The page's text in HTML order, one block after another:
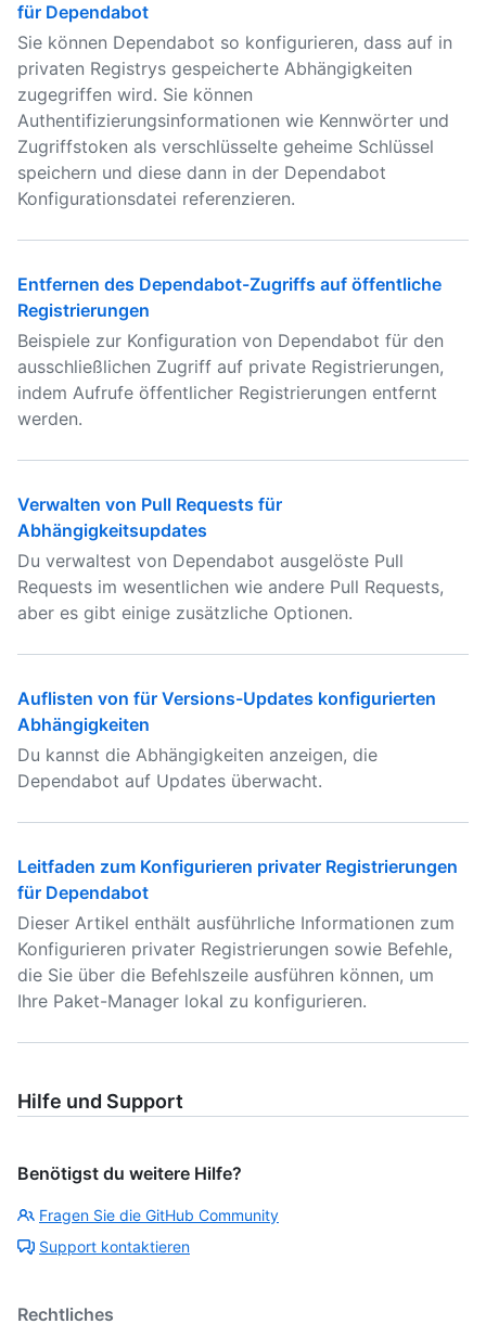
für Dependabot
Sie können Dependabot so konfigurieren, dass auf in
privaten Registrys gespeicherte Abhängigkeiten
zugegriffen wird. Sie können
Authentifizierungsinformationen wie Kennwörter und
Zugriffstoken als verschlüsselte geheime Schlüssel
speichern und diese dann in der Dependabot
Konfigurationsdatei referenzieren.
Entfernen des Dependabot-Zugriffs auf öffentliche
Registrierungen
Beispiele zur Konfiguration von Dependabot für den
ausschließlichen Zugriff auf private Registrierungen,
indem Aufrufe öffentlicher Registrierungen entfernt
werden.
Verwalten von Pull Requests für
Abhängigkeitsupdates
Du verwaltest von Dependabot ausgelöste Pull
Requests im wesentlichen wie andere Pull Requests,
aber es gibt einige zusätzliche Optionen.
Auflisten von für Versions-Updates konfigurierten
Abhängigkeiten
Du kannst die Abhängigkeiten anzeigen, die
Dependabot auf Updates überwacht.
Leitfaden zum Konfigurieren privater Registrierungen
für Dependabot
Dieser Artikel enthält ausführliche Informationen zum
Konfigurieren privater Registrierungen sowie Befehle,
die Sie über die Befehlszeile ausführen können, um
Ihre Paket-Manager lokal zu konfigurieren.
Hilfe und Support
Benötigst du weitere Hilfe?
Fragen Sie die GitHub Community
Support kontaktieren
Rechtliches